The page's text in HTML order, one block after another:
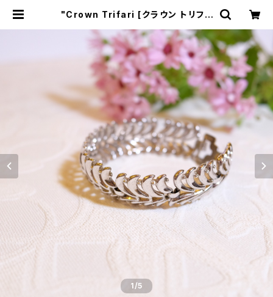
"Crown Trifari [クラウン トリファ
ンテージブレスレット [BRV-6] |
miñangos web shop
1/5